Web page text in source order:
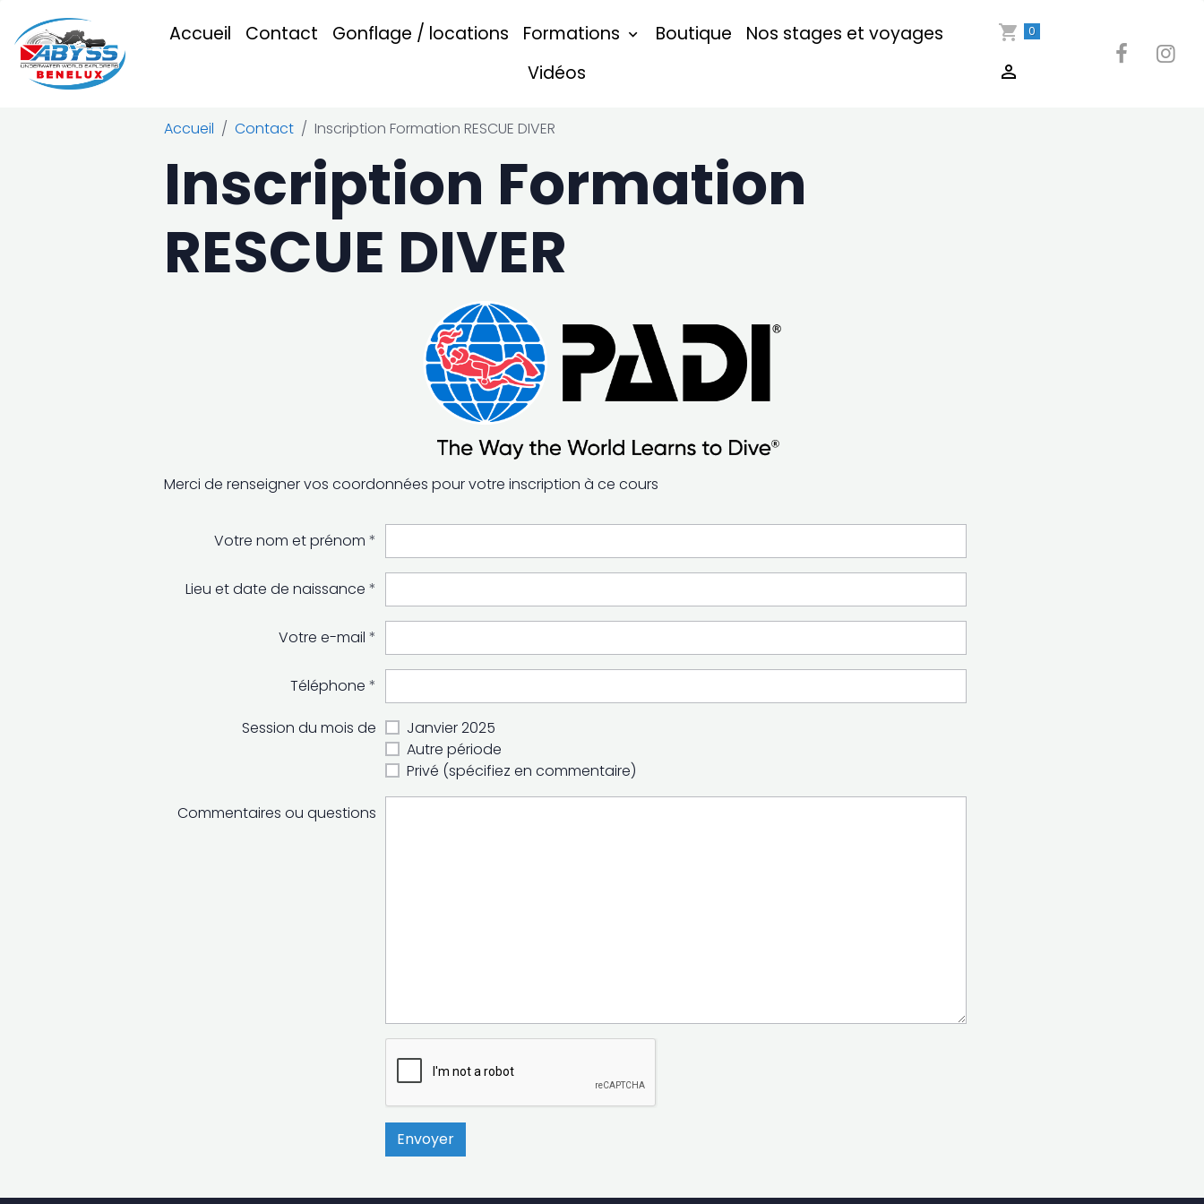
Accueil Contact Gonflage / locations Formations Boutique
Nos stages et voyages
Vidéos
0
Accueil Contact Inscription Formation RESCUE DIVER
Inscription Formation
RESCUE DIVER
Merci de renseigner vos coordonnées pour votre inscription à ce cours
Votre nom et prénom
Lieu et date de naissance
Votre e-mail
Téléphone
Session du mois de
Janvier 2025
Autre période
Privé (spécifiez en commentaire)
Commentaires ou questions
Envoyer